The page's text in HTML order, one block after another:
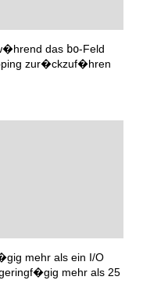
das bo-Feld
zur�ckzuf�hren
mehr als ein I/O
mehr als 25